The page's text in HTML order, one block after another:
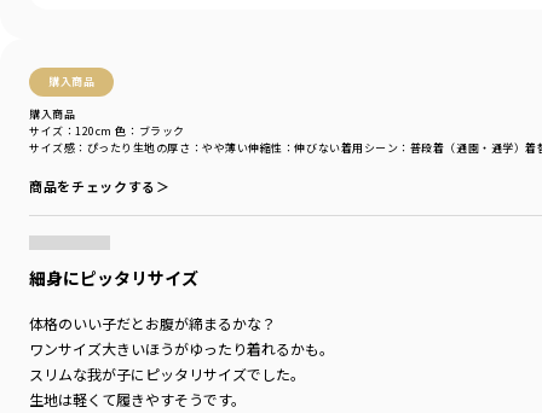
購入商品
購入商品
サイズ感 ：ぴったり 生地の厚さ ：やや薄い伸縮性 ：伸びない着用シーン ：普段着（通園・通学）着
サイズ：120cm 色：ブラック
商品をチェックする＞
細身にピッタリサイズ
体格のいい子だとお腹が締まるかな？
ワンサイズ大きいほうがゆったり着れるかも。
スリムな我が子にピッタリサイズでした。
生地は軽くて履きやすそうです。
-----
透け感：なし
伸縮性：ややあり
ポケット：あり
モデル：身長108.0cm 体重17kg
サイズ：サイズ110
シーズン
／アウトレット
カテゴリ
／ボトムス>ショートパンツ・ハーフパンツ
カラー
／ブラック
性別タイプ
／BOY